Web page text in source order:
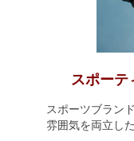
スポーテ
スポーツブラン
雰囲気を両立し